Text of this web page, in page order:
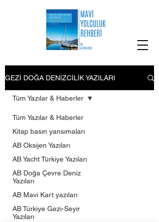
GEZİ DOĞA DENİZCİLİK YAZILARI
Tüm Yazılar & Haberler
Kitap basın yansımaları
AB Oksijen Yazıları
AB Yacht Türkiye Yazıları
AB Doğa Çevre Deniz
Yazıları
AB Mavi Kart yazıları
AB Türkiye Gezi-Seyir
Yazıları
Tüm Yazılar & Haberler